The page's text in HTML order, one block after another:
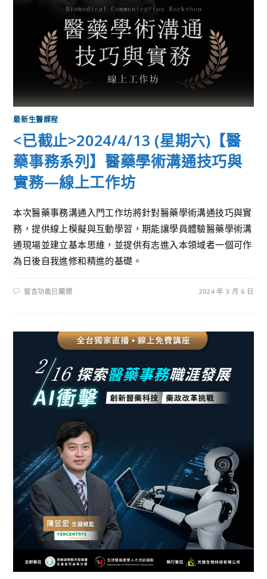
最新生醫課程
<已截止>2024/4/13 (星期六)【醫
藥事務系列】醫藥學術溝通技巧與
實務—線上工作坊
本次醫藥事務溝通入門工作坊將針對醫藥學術溝通技巧與實
務，提供線上模擬與互動學習，期能讓學員體驗醫藥學術溝
通現場並建立基本思維，並提供有志進入本領域者一個可作
為日後自我進修和精進的基礎。
留言功能已關閉 2024 年 3 月 6 日